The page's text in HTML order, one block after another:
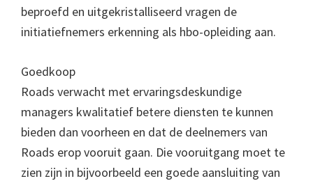
beproefd en uitgekristalliseerd vragen de
initiatiefnemers erkenning als hbo-opleiding aan.
Goedkoop
Roads verwacht met ervaringsdeskundige
managers kwalitatief betere diensten te kunnen
bieden dan voorheen en dat de deelnemers van
Roads erop vooruit gaan. Die vooruitgang moet te
zien zijn in bijvoorbeeld een goede aansluiting van